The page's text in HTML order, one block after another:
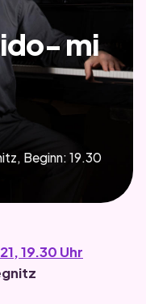
mi
Beginn: 19.30
19.30 Uhr